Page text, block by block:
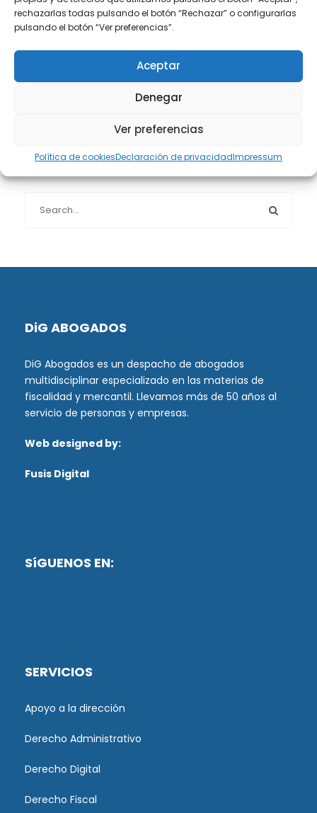
rechazarlas todas pulsando el botón “Rechazar” o configurarlas
pulsando el botón “Ver preferencias”.
Aceptar
Denegar
Ver preferencias
Política de cookiesDeclaración de privacidadImpressum
Protección de datos(40)
DiG ABOGADOS
DiG Abogados es un despacho de abogados
multidisciplinar especializado en las materias de
fiscalidad y mercantil. Llevamos más de 50 años al
servicio de personas y empresas.
Web designed by:
Fusis Digital
SíGUENOS EN:
SERVICIOS
Apoyo a la dirección
Derecho Administrativo
Derecho Digital
Derecho Fiscal